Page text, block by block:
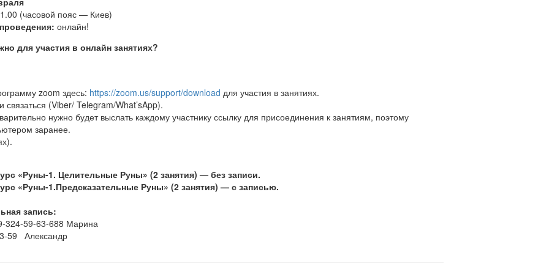
(часовой пояс — Киев)
онлайн!
для участия в онлайн занятиях?
zoom здесь: https://zoom.us/support/download для участия в занятиях.
(Viber/ Telegram/What’sApp).
нужно будет выслать каждому участнику ссылку для присоединения к занятиям, поэтому
заранее.
«Руны-1. Целительные Руны» (2 занятия) — без записи.
«Руны-1.Предсказательные Руны» (2 занятия) — с записью.
запись:
324-59-63-688 Марина
59 Александр